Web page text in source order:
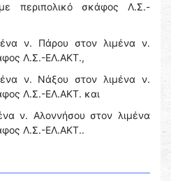
περιπολικό σκάφος Λ.Σ.-
ν. Πάρου στον λιμένα ν.
Λ.Σ.-ΕΛ.ΑΚΤ.,
ν. Νάξου στον λιμένα ν.
Λ.Σ.-ΕΛ.ΑΚΤ. και
ν. Αλοννήσου στον λιμένα
Λ.Σ.-ΕΛ.ΑΚΤ..